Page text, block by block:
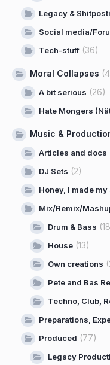
Legacy &
Social media/
Tech-stuff (36)
Moral Collapses
A bit serious (26)
Hate Mongers
Music &
Articles and docs
DJ Sets (2)
Honey, I made
Mix/Remix/
Drum & Bass
House (13)
Own creations
Pete and Bas
Techno, Club,
Preparations,
Produced (77)
Legacy